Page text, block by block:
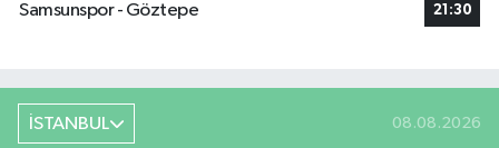
Samsunspor - Göztepe
21:30
İSTANBUL 08.08.2026